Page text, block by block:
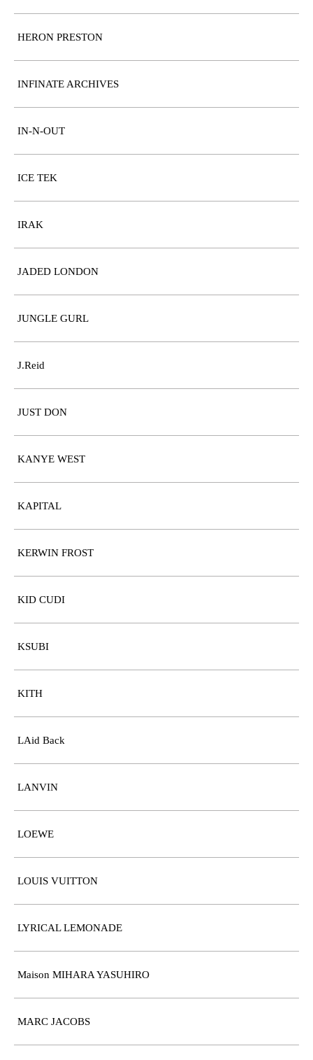
HERON PRESTON
INFINATE ARCHIVES
IN-N-OUT
ICE TEK
IRAK
JADED LONDON
JUNGLE GURL
J.Reid
JUST DON
KANYE WEST
KAPITAL
KERWIN FROST
KID CUDI
KSUBI
KITH
LAid Back
LANVIN
LOEWE
LOUIS VUITTON
LYRICAL LEMONADE
Maison MIHARA YASUHIRO
MARC JACOBS